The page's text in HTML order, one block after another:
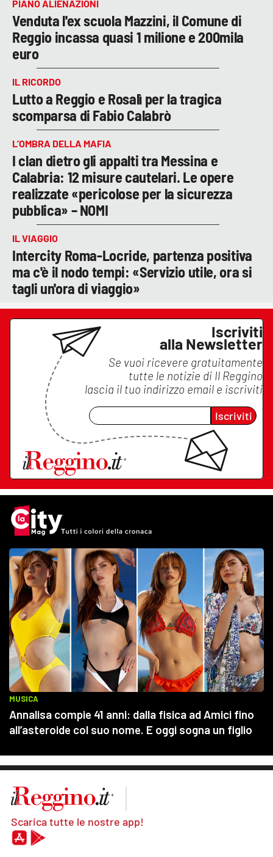
PIANO ALIENAZIONI
Venduta l'ex scuola Mazzini, il Comune di
Reggio incassa quasi 1 milione e 200mila
euro
IL RICORDO
Lutto a Reggio e Rosalì per la tragica
scomparsa di Fabio Calabrò
L’OMBRA DELLA MAFIA
I clan dietro gli appalti tra Messina e
Calabria: 12 misure cautelari. Le opere
realizzate «pericolose per la sicurezza
pubblica» – NOMI
IL VIAGGIO
Intercity Roma-Locride, partenza positiva
ma c'è il nodo tempi: «Servizio utile, ora si
tagli un'ora di viaggio»
Iscriviti
alla Newsletter
Se vuoi ricevere gratuitamente
tutte le notizie di Il Reggino
lascia il tuo indirizzo email e iscriviti
Iscriviti
Scarica tutte le nostre app!